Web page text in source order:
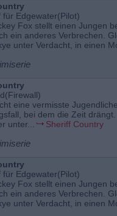
für Edgewater(Pilot)
Fox stellt einen Jungen
ein anderes Verbrechen.
unter Verdacht, in einen
eine vermisste
bei dem die Zeit
unter...
Sheriff Country
für Edgewater(Pilot)
Fox stellt einen Jungen
ein anderes Verbrechen.
unter Verdacht, in einen